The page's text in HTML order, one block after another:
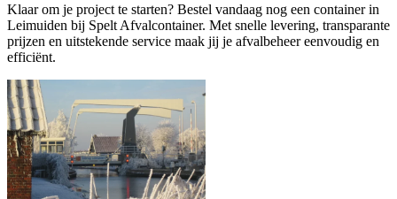
Klaar om je project te starten? Bestel vandaag nog een container in
Leimuiden bij Spelt Afvalcontainer. Met snelle levering, transparante
prijzen en uitstekende service maak jij je afvalbeheer eenvoudig en
efficiënt.